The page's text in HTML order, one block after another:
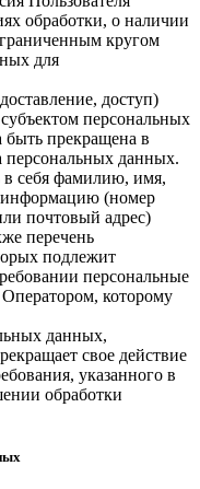
обработки, о наличии
кругом
для
доступ)
персональных
быть прекращена в
персональных данных.
в себя фамилию, имя,
информацию (номер
почтовый адрес)
перечень
подлежит
персональные
Оператором, которому
данных,
свое действие
указанного в
обработки